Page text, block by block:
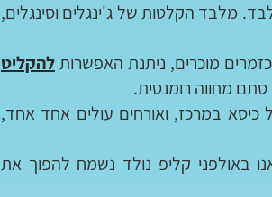
מלבד הקלטות של ג'ינגלים וסינגלים,
מוכרים, ניתנת האפשרותלהקליט
סתם מחווה רומנטית.
במרכז, ואורחים עולים אחד אחד,
באולפני קליפ נולד נשמח להפוך את